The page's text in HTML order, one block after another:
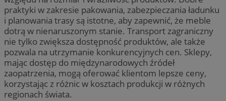
praktyki w zakresie pakowania, zabezpieczania ładunku
i planowania trasy są istotne, aby zapewnić, że meble
dotrą w nienaruszonym stanie. Transport zagraniczny
nie tylko zwiększa dostępność produktów, ale także
pozwala na utrzymanie konkurencyjnych cen. Sklepy,
mając dostęp do międzynarodowych źródeł
zaopatrzenia, mogą oferować klientom lepsze ceny,
korzystając z różnic w kosztach produkcji w różnych
regionach świata.